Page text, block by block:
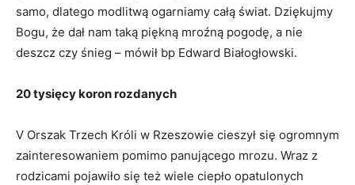
samo, dlatego modlitwą ogarniamy całą świat. Dziękujmy
Bogu, że dał nam taką piękną mroźną pogodę, a nie
deszcz czy śnieg – mówił bp Edward Białogłowski.
20 tysięcy koron rozdanych
V Orszak Trzech Króli w Rzeszowie cieszył się ogromnym
zainteresowaniem pomimo panującego mrozu. Wraz z
rodzicami pojawiło się też wiele ciepło opatulonych